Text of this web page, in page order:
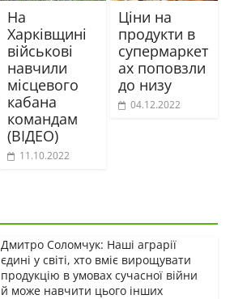
На
Харківщині
військові
навчили
місцевого
кабана
командам
(ВІДЕО)
11.10.2022
Ціни на
продукти в
супермаркет
ах поповзли
до низу
04.12.2022
Дмитро Соломчук: Наші аграрії
єдині у світі, хто вміє вирощувати
продукцію в умовах сучасної війни
й може навчити цього інших